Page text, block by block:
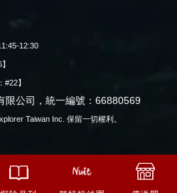
12:30
#22】
限公司，統一編號：66880569
Taiwan Inc. 保留一切權利。